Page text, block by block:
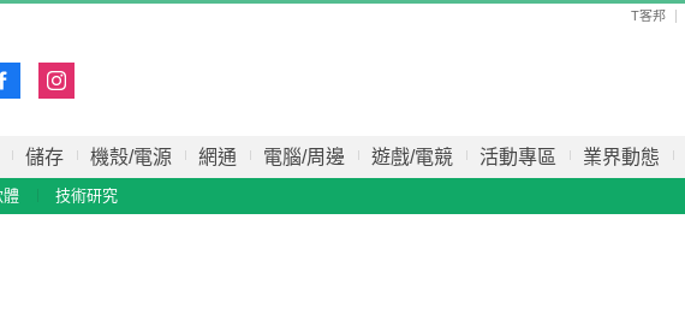
T客邦
儲存 機殼/電源 網通 電腦/周邊 遊戲/電競 活動專區 業界動態
體 技術研究